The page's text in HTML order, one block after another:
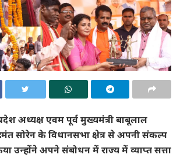
अध्यक्ष एवम पूर्व मुख्यमंत्री बाबूलाल
सोरेन के विधानसभा क्षेत्र से अपनी संकल्प
उन्होंने अपने संबोधन में राज्य में व्याप्त सत्ता